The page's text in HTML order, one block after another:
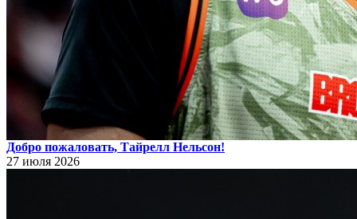
Добро пожаловать, Тайрелл Нельсон!
27 июля 2026